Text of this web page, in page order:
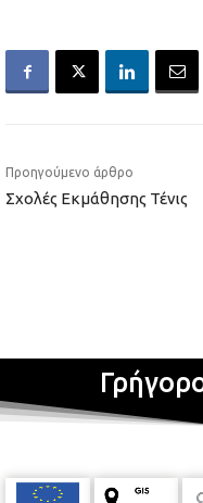
Προηγούμενο άρθρο
Σχολές Εκμάθησης Τένις